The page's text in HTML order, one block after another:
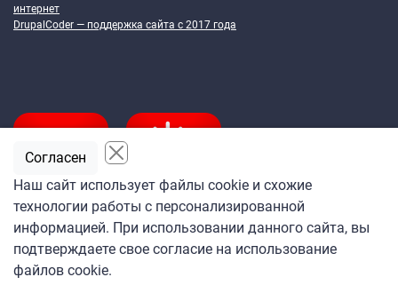
интернет
DrupalCoder — поддержка сайта c 2017 года
Подпишитесь
на ежедневную рассылку
«Кабельщика»
Наш сайт использует файлы cookie и схожие
технологии работы с персонализированной
информацией. При использовании данного сайта, вы
подтверждаете свое согласие на использование
файлов cookie.
Согласен